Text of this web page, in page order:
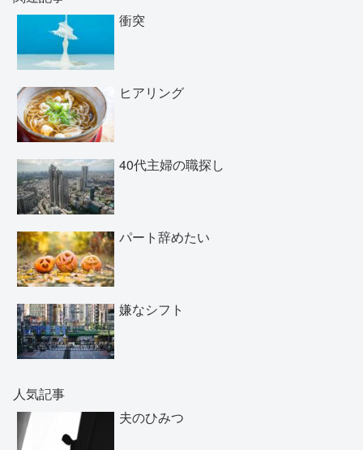
衝突
ヒアリング
40代主婦の職探し
パート辞めたい
嫌なシフト
人気記事
夫のひみつ